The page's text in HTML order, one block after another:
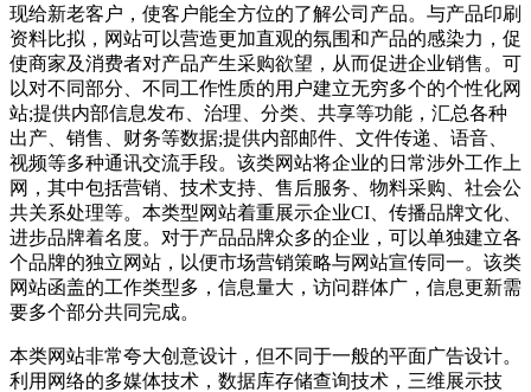
现给新老客户，使客户能全方位的了解公司产品。与产品印刷
资料比拟，网站可以营造更加直观的氛围和产品的感染力，促
使商家及消费者对产品产生采购欲望，从而促进企业销售。可
以对不同部分、不同工作性质的用户建立无穷多个的个性化网
站;提供内部信息发布、治理、分类、共享等功能，汇总各种
出产、销售、财务等数据;提供内部邮件、文件传递、语音、
视频等多种通讯交流手段。该类网站将企业的日常涉外工作上
网，其中包括营销、技术支持、售后服务、物料采购、社会公
共关系处理等。本类型网站着重展示企业CI、传播品牌文化、
进步品牌着名度。对于产品品牌众多的企业，可以单独建立各
个品牌的独立网站，以便市场营销策略与网站宣传同一。该类
网站函盖的工作类型多，信息量大，访问群体广，信息更新需
要多个部分共同完成。
本类网站非常夸大创意设计，但不同于一般的平面广告设计。
利用网络的多媒体技术，数据库存储查询技术，三维展示技